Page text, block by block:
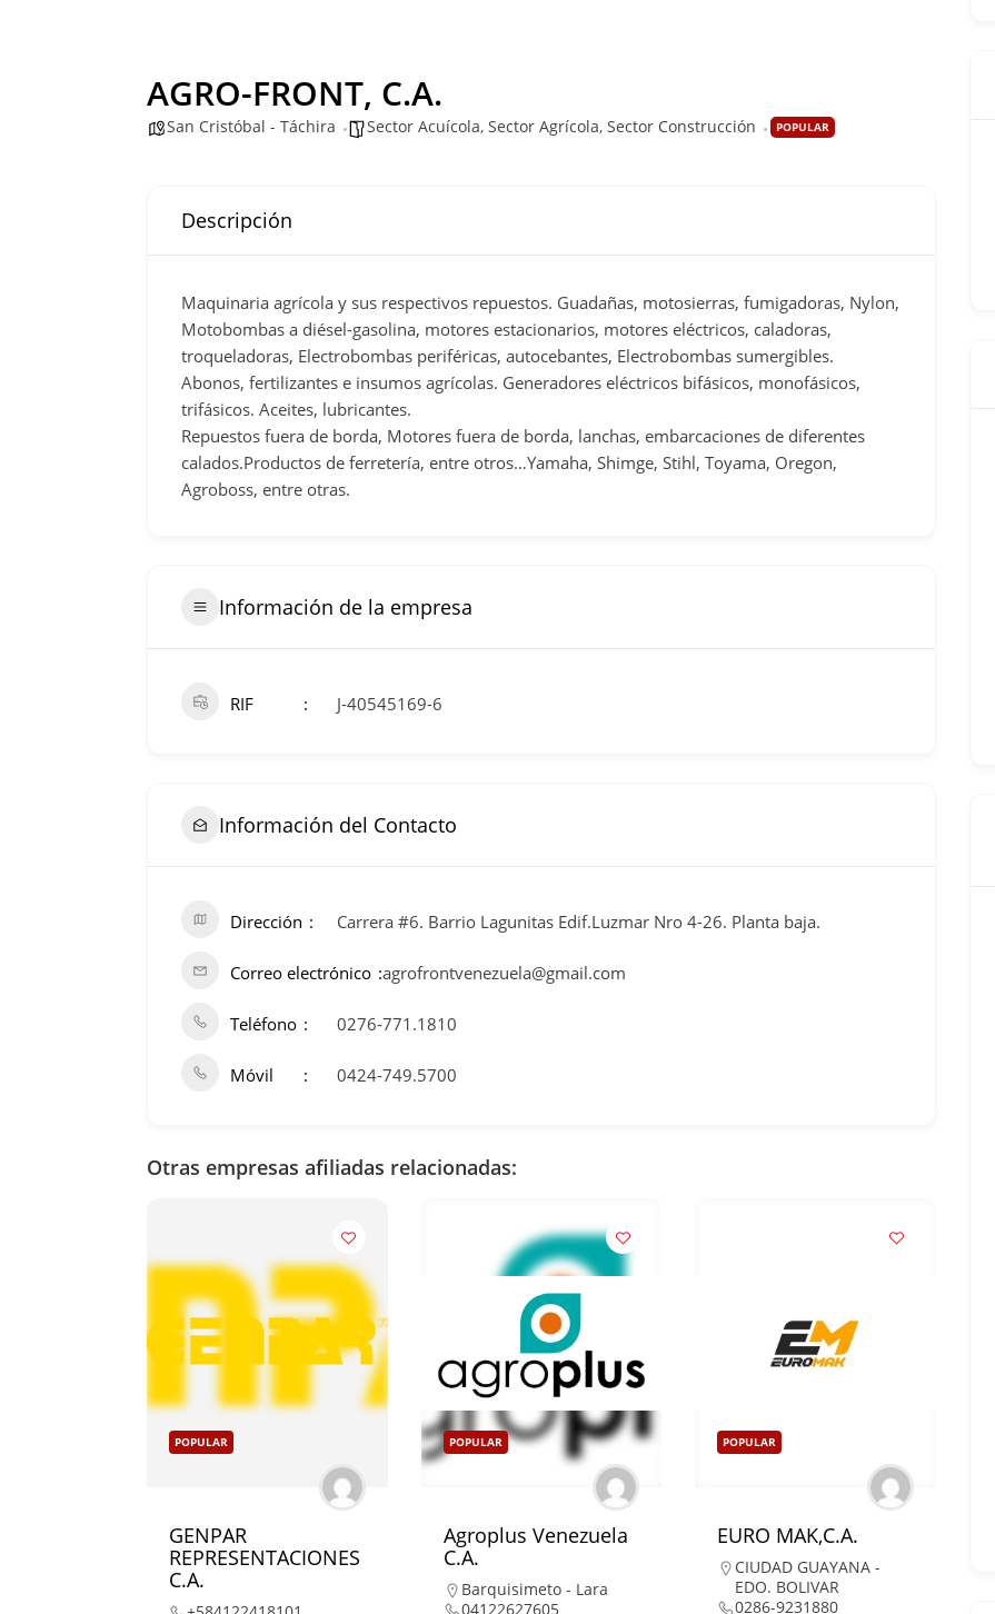
AGRO-FRONT, C.A.
San Cristóbal - Táchira Sector Acuícola, Sector Agrícola, Sector Construcción POPULAR
Descripción
Maquinaria agrícola y sus respectivos repuestos. Guadañas, motosierras, fumigadoras, Nylon,
Motobombas a diésel-gasolina, motores estacionarios, motores eléctricos, caladoras,
troqueladoras, Electrobombas periféricas, autocebantes, Electrobombas sumergibles.
Abonos, fertilizantes e insumos agrícolas. Generadores eléctricos bifásicos, monofásicos,
trifásicos. Aceites, lubricantes.
Repuestos fuera de borda, Motores fuera de borda, lanchas, embarcaciones de diferentes
calados.Productos de ferretería, entre otros…Yamaha, Shimge, Stihl, Toyama, Oregon,
Agroboss, entre otras.
Información de la empresa
RIF J-40545169-6
Información del Contacto
Dirección Carrera #6. Barrio Lagunitas Edif.Luzmar Nro 4-26. Planta baja.
Correo electrónico agrofrontvenezuela@gmail.com
Teléfono 0276-771.1810
Móvil 0424-749.5700
Otras empresas afiliadas relacionadas:
POPULAR
GENPAR
REPRESENTACIONES
C.A.
POPULAR
Agroplus Venezuela
C.A.
Barquisimeto - Lara
04122627605
POPULAR
EURO MAK,C.A.
CIUDAD GUAYANA -
EDO. BOLIVAR
0286-9231880